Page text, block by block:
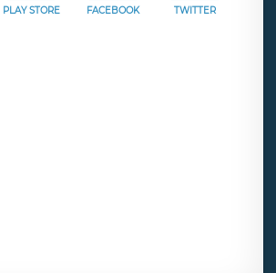
PLAY STORE FACEBOOK TWITTER